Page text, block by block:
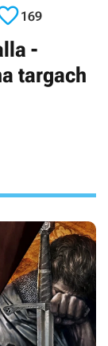
169
-
targach